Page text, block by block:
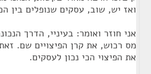
ואז יש, שוב, עסקים שנופלים בין
אני חוזר ואומר: בעיניי, הדרך
מס רכוש, את קרן הפיצויים שם.
את הפיצוי הכי נכון לעסקים.